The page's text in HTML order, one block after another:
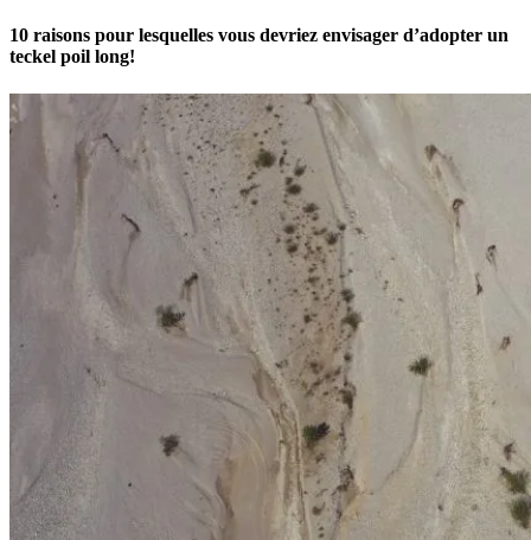
10 raisons pour lesquelles vous devriez envisager d’adopter un
teckel poil long!